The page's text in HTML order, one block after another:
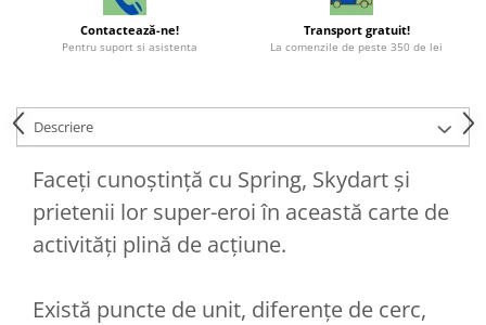
Contactează-ne!
Pentru suport si asistenta
Transport gratuit!
La comenzile de peste 350 de lei
Descriere
Faceți cunoștință cu Spring, Skydart și
prietenii lor super-eroi în această carte de
activități plină de acțiune.
Există puncte de unit, diferențe de cerc,